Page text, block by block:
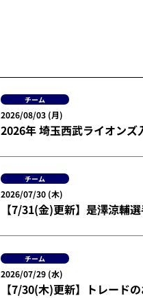
チーム
2026/08/03 (月)
2026年 埼玉西武ライオン
チーム
2026/07/30 (木)
【7/31(金)更新】是澤涼輔
チーム
2026/07/29 (水)
【7/30(木)更新】トレード